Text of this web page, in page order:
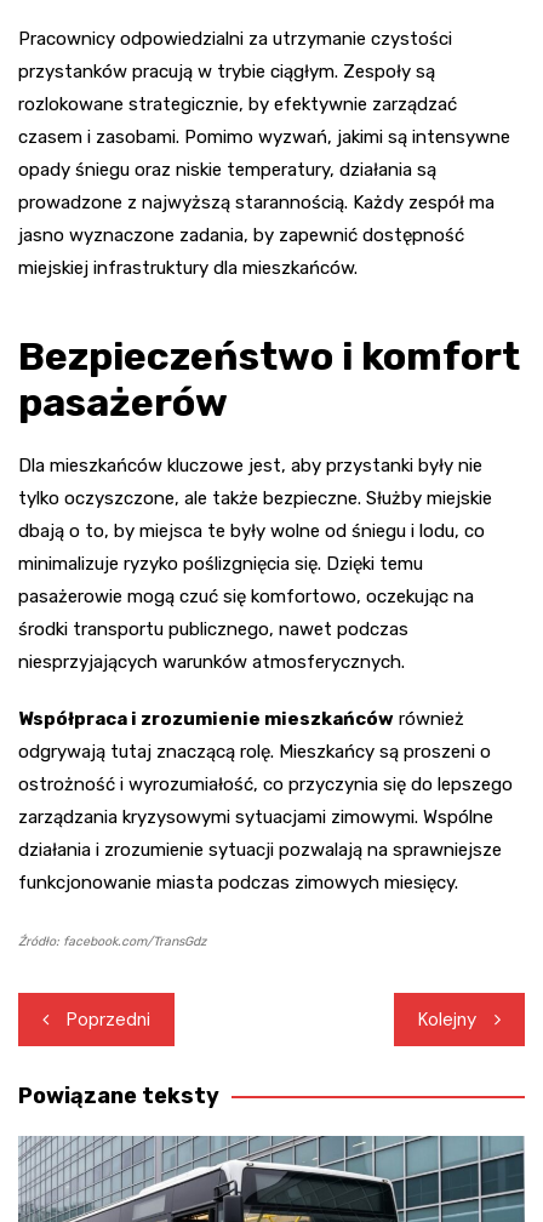
Pracownicy odpowiedzialni za utrzymanie czystości
przystanków pracują w trybie ciągłym. Zespoły są
rozlokowane strategicznie, by efektywnie zarządzać
czasem i zasobami. Pomimo wyzwań, jakimi są intensywne
opady śniegu oraz niskie temperatury, działania są
prowadzone z najwyższą starannością. Każdy zespół ma
jasno wyznaczone zadania, by zapewnić dostępność
miejskiej infrastruktury dla mieszkańców.
Bezpieczeństwo i komfort
pasażerów
Dla mieszkańców kluczowe jest, aby przystanki były nie
tylko oczyszczone, ale także bezpieczne. Służby miejskie
dbają o to, by miejsca te były wolne od śniegu i lodu, co
minimalizuje ryzyko poślizgnięcia się. Dzięki temu
pasażerowie mogą czuć się komfortowo, oczekując na
środki transportu publicznego, nawet podczas
niesprzyjających warunków atmosferycznych.
Współpraca i zrozumienie mieszkańców również
odgrywają tutaj znaczącą rolę. Mieszkańcy są proszeni o
ostrożność i wyrozumiałość, co przyczynia się do lepszego
zarządzania kryzysowymi sytuacjami zimowymi. Wspólne
działania i zrozumienie sytuacji pozwalają na sprawniejsze
funkcjonowanie miasta podczas zimowych miesięcy.
Źródło: facebook.com/TransGdz
Nawigacja
wpisu
Poprzedni Kolejny
Powiązane teksty